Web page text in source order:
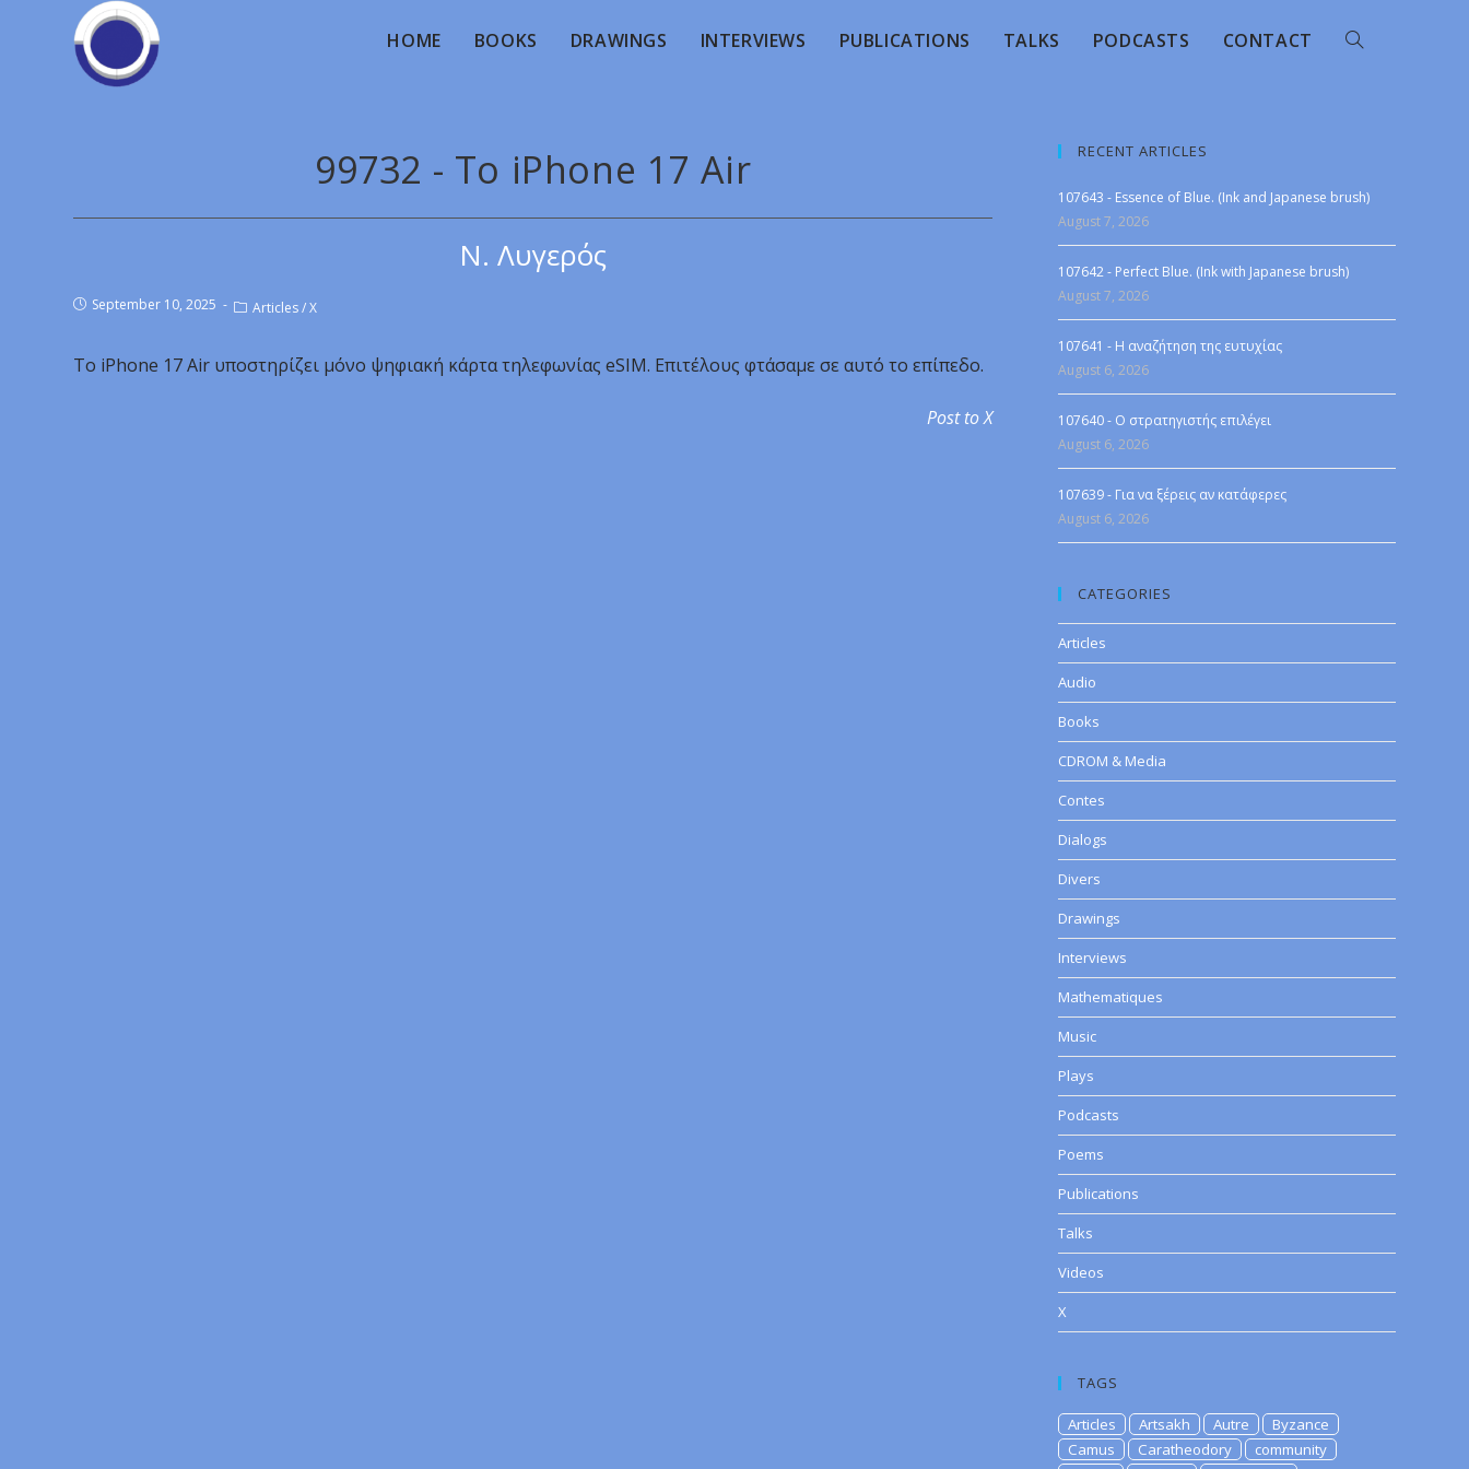
HOME BOOKS DRAWINGS INTERVIEWS PUBLICATIONS TALKS PODCASTS CONTACT
99732 - Το iPhone 17 Air
Ν. Λυγερός
September 10, 2025 Articles/X
Το iPhone 17 Air υποστηρίζει μόνο ψηφιακή κάρτα τηλεφωνίας eSIM. Επιτέλους φτάσαμε σε αυτό το επίπεδο.
Post to X
RECENT ARTICLES
107643 - Essence of Blue. (Ink and Japanese brush)
August 7, 2026
107642 - Perfect Blue. (Ink with Japanese brush)
August 7, 2026
107641 - Η αναζήτηση της ευτυχίας
August 6, 2026
107640 - Ο στρατηγιστής επιλέγει
August 6, 2026
107639 - Για να ξέρεις αν κατάφερες
August 6, 2026
CATEGORIES
Articles
Audio
Books
CDROM & Media
Contes
Dialogs
Divers
Drawings
Interviews
Mathematiques
Music
Plays
Podcasts
Poems
Publications
Talks
Videos
X
TAGS
Articles Artsakh Autre
Byzance
Camus
Caratheodory
community